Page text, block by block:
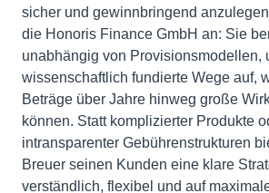
sicher und gewinnbringend
die Honoris Finance GmbH an: Sie
unabhängig von Provisionsmodellen,
wissenschaftlich fundierte Wege auf,
Beträge über Jahre hinweg große
können. Statt komplizierter Produkte
intransparenter Gebührenstrukturen
Breuer seinen Kunden eine klare
verständlich, flexibel und auf